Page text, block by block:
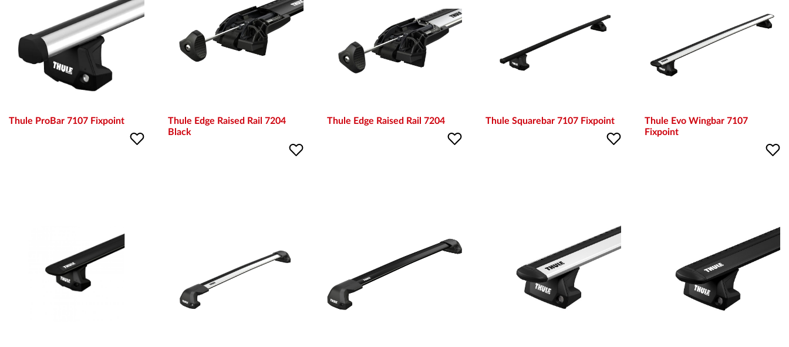
Thule ProBar 7107 Fixpoint
Thule Edge Raised Rail 7204
Black
Thule Edge Raised Rail 7204 Thule Squarebar 7107 Fixpoint
Thule Evo Wingbar 7107
Fixpoint